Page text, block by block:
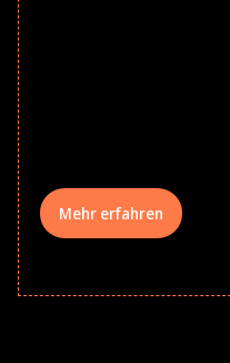
Mehr erfahren